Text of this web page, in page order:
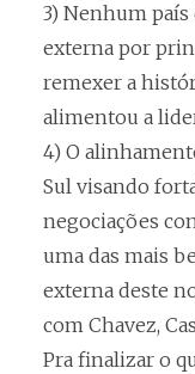
3) Nenhum
externa por
remexer a
alimentou a
4) O
Sul visando
negociações
uma das mais
externa deste
com Chavez,
Pra finalizar o